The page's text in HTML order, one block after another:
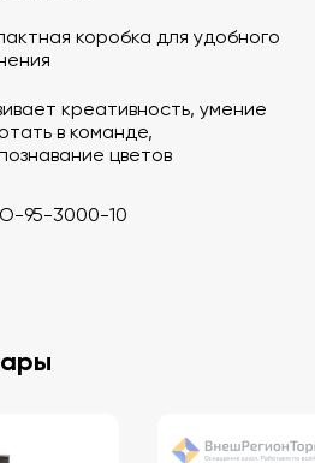
коробка для удобного
креативность, умение
в команде,
цветов
95-3000-10